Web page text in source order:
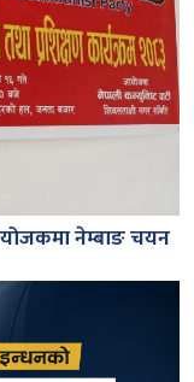
नेम्बाङ चयन